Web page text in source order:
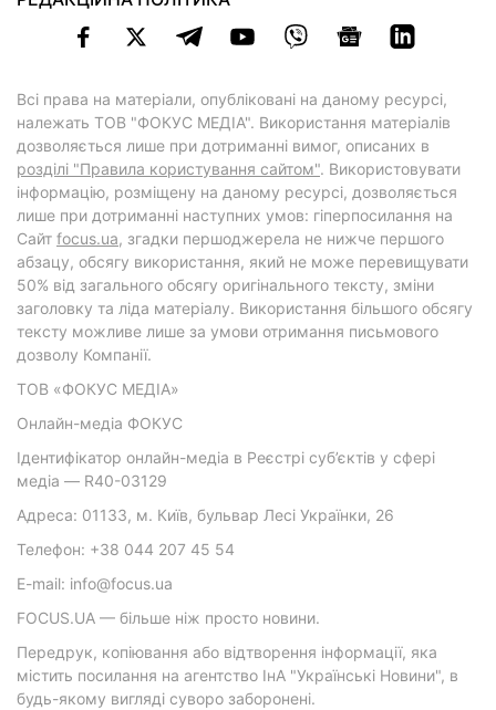
Всі права на матеріали, опубліковані на даному ресурсі,
належать ТОВ "ФОКУС МЕДІА". Використання матеріалів
дозволяється лише при дотриманні вимог, описаних в
розділі "Правила користування сайтом". Використовувати
інформацію, розміщену на даному ресурсі, дозволяється
лише при дотриманні наступних умов: гіперпосилання на
Cайт focus.ua, згадки першоджерела не нижче першого
абзацу, обсягу використання, який не може перевищувати
50% від загального обсягу оригінального тексту, зміни
заголовку та ліда матеріалу. Використання більшого обсягу
тексту можливе лише за умови отримання письмового
дозволу Компанії.
ТОВ «ФОКУС МЕДІА»
Онлайн-медіа ФОКУС
Ідентифікатор онлайн-медіа в Реєстрі суб’єктів у сфері
медіа — R40-03129
Адреса: 01133, м. Київ, бульвар Лесі Українки, 26
Телефон: +38 044 207 45 54
E-mail: info@focus.ua
FOCUS.UA — більше ніж просто новини.
Передрук, копіювання або відтворення інформації, яка
містить посилання на агентство ІнА "Українські Новини", в
будь-якому вигляді суворо заборонені.